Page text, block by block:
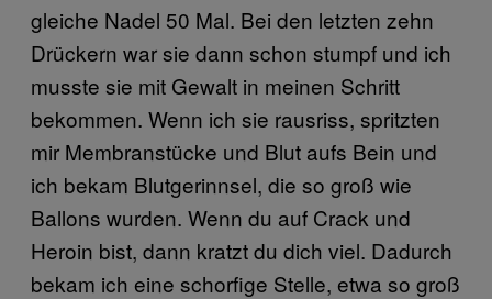
gleiche Nadel 50 Mal. Bei den letzten zehn
Drückern war sie dann schon stumpf und ich
musste sie mit Gewalt in meinen Schritt
bekommen. Wenn ich sie rausriss, spritzten
mir Membranstücke und Blut aufs Bein und
ich bekam Blutgerinnsel, die so groß wie
Ballons wurden. Wenn du auf Crack und
Heroin bist, dann kratzt du dich viel. Dadurch
bekam ich eine schorfige Stelle, etwa so groß